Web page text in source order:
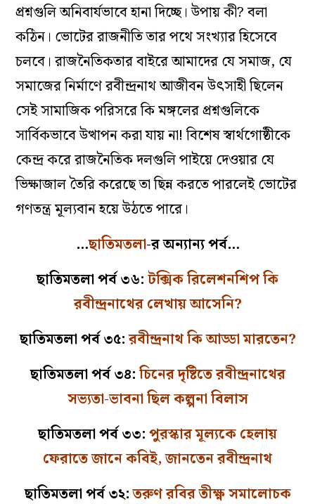
প্রশ্নগুলি অনিবার্যভাবে হানা দিচ্ছে। উপায় কী? বলা
কঠিন। ভোটের রাজনীতি তার পথে সংখ্যার হিসেবে
চলবে। রাজনৈতিকতার বাইরে আমাদের যে সমাজ, যে
সমাজের নির্মাণে রবীন্দ্রনাথ আজীবন উৎসাহী ছিলেন
সেই সামাজিক পরিসরে কি মঙ্গলের প্রশ্নগুলিকে
সার্বিকভাবে উত্থাপন করা যায় না! বিশেষ স্বার্থগোষ্ঠীকে
কেন্দ্র করে রাজনৈতিক দলগুলি পাইয়ে দেওয়ার যে
ভিক্ষাজাল তৈরি করেছে তা ছিন্ন করতে পারলেই ভোটের
গণতন্ত্র মূল্যবান হয়ে উঠতে পারে।
…ছাতিমতলা-রঅন্যান্য পর্ব…
ছাতিমতলা পর্ব ৩৬:টক্সিক রিলেশনশিপ কি
রবীন্দ্রনাথের লেখায় আসেনি?
ছাতিমতলা পর্ব ৩৫:রবীন্দ্রনাথ কি আড্ডা মারতেন?
ছাতিমতলা পর্ব ৩৪:চিনের দৃষ্টিতে রবীন্দ্রনাথের
সভ্যতা-ভাবনা ছিল কল্পনা বিলাস
ছাতিমতলা পর্ব ৩৩:পুরস্কার মূল্যকে হেলায়
ফেরাতে জানে কবিই, জানতেন রবীন্দ্রনাথ
ছাতিমতলা পর্ব ৩২:তরুণ রবির তীক্ষ্ণ সমালোচক